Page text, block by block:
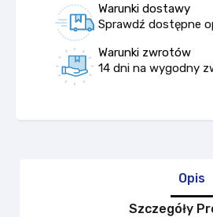
Warunki dostawy
Sprawdź dostępne
Warunki zwrotów
14 dni na wygodny
Opis
Szczegóły